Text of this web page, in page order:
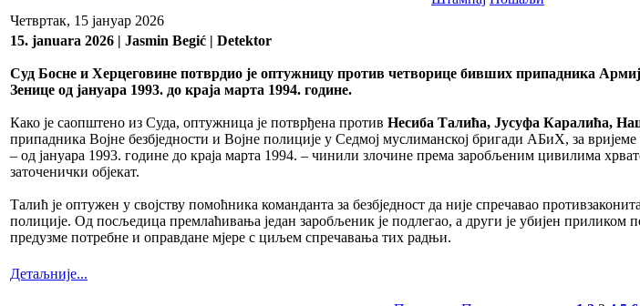
Четвртак, 15 јануар 2026
15. januara 2026 | Jasmin Begić | Detektor
Суд Босне и Херцеговине потврдио је оптужницу против четворице бивших припадника
Зенице од јануара 1993. до краја марта 1994. године.
Како је саопштено из Суда, оптужница је потврђена против Несиба Талића, Јусуфа Каралића,
припадника Војне безбједности и Војне полиције у Седмој муслиманској бригади АБиХ, за
– од јануара 1993. године до краја марта 1994. – чинили злочине према заробљеним цивилима
заточенички објекат.
Талић је оптужен у својству помоћника команданта за безбједност да није спречавао
полиције. Од посљедица премлаћивања један заробљеник је подлегао, а други је убијен приликом
предузме потребне и оправдане мјере с циљем спречавања тих радњи.
Детаљније...